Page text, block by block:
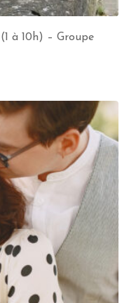
à 10h) – Groupe